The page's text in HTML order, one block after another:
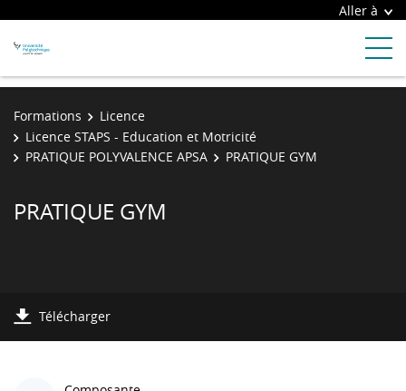
Aller à
Formations
Licence
Licence STAPS - Education et Motricité
PRATIQUE POLYVALENCE APSA
PRATIQUE GYM
PRATIQUE GYM
Télécharger